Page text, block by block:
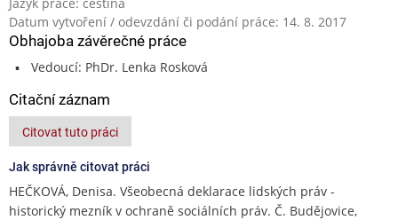
Datum vytvoření / odevzdání či podání práce: 14. 8. 2017
Obhajoba závěrečné práce
Vedoucí: PhDr. Lenka Rosková
Citační záznam
Citovat tuto práci
Jak správně citovat práci
HEČKOVÁ, Denisa. Všeobecná deklarace lidských práv -
historický mezník v ochraně sociálních práv. Č. Budějovice,